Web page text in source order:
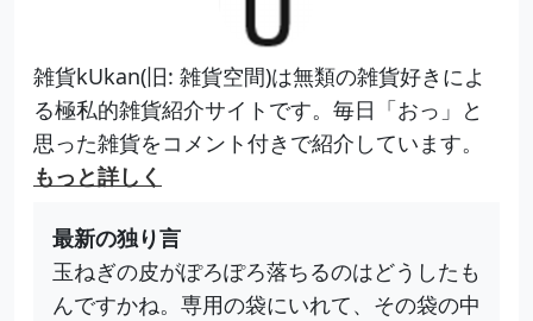
雑貨kUkan(旧: 雑貨空間)は無類の雑貨好きによ
る極私的雑貨紹介サイトです。毎日「おっ」と
思った雑貨をコメント付きで紹介しています。
もっと詳しく
最新の独り言
玉ねぎの皮がぽろぽろ落ちるのはどうしたも
んですかね。専用の袋にいれて、その袋の中